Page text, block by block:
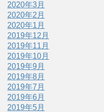
2020年3月
2020年2月
2020年1月
2019年12月
2019年11月
2019年10月
2019年9月
2019年8月
2019年7月
2019年6月
2019年5月